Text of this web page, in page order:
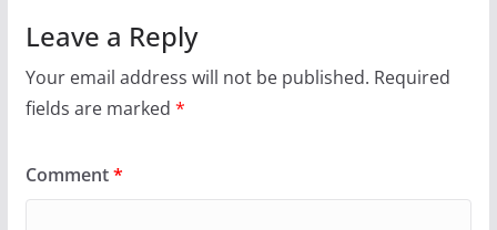
Leave a Reply
Your email address will not be published. Required
fields are marked *
Comment*